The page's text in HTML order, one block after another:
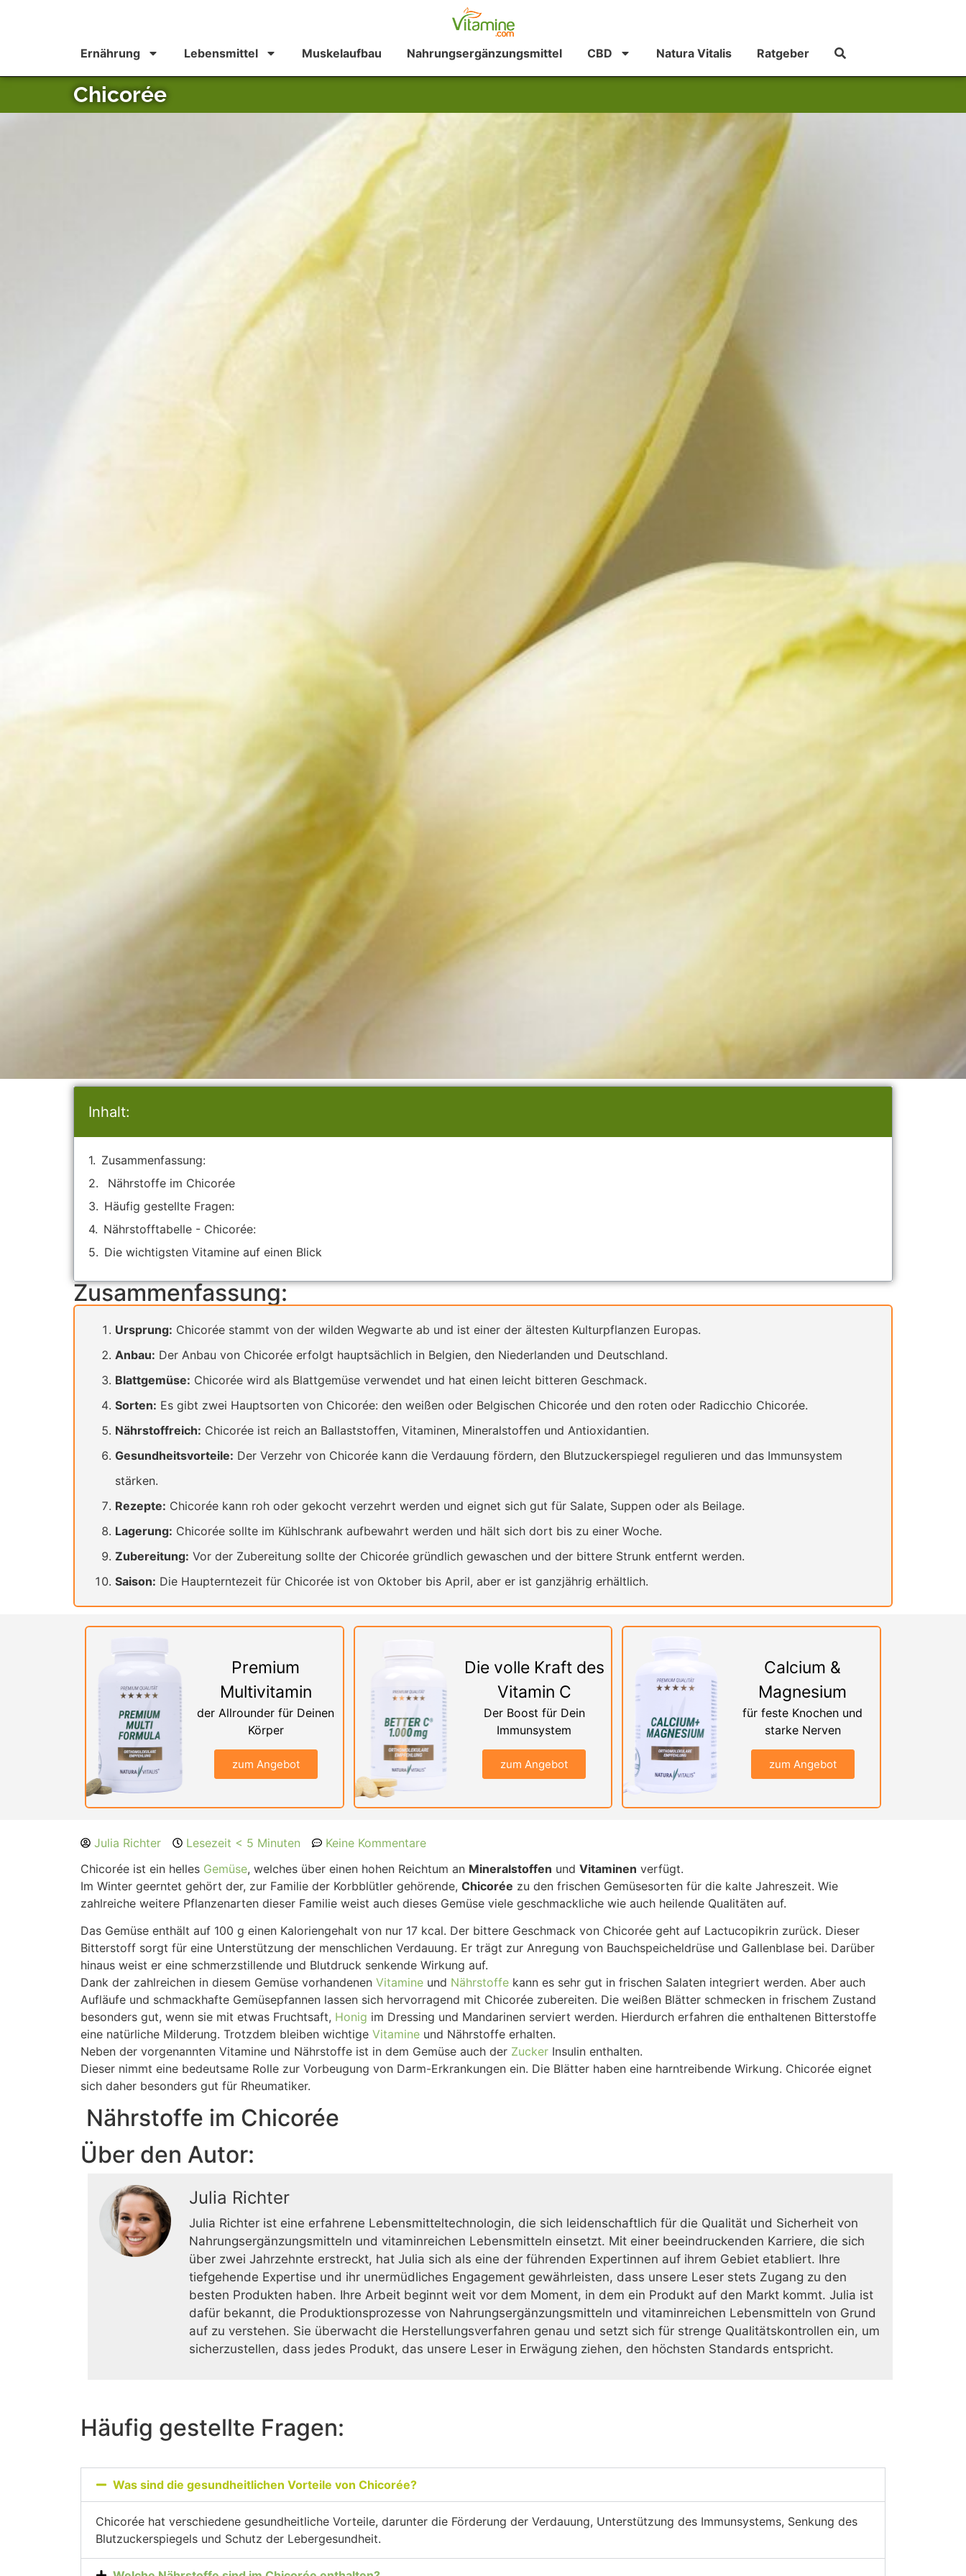
Ernährung Lebensmittel Muskelaufbau Nahrungsergänzungsmittel CBD Natura Vitalis Ratgeber
Chicorée
Inhalt:
Zusammenfassung:
Nährstoffe im Chicorée
Häufig gestellte Fragen:
Nährstofftabelle - Chicorée:
Die wichtigsten Vitamine auf einen Blick
Zusammenfassung:
Ursprung: Chicorée stammt von der wilden Wegwarte ab und ist einer der ältesten Kulturpflanzen Europas.
Anbau: Der Anbau von Chicorée erfolgt hauptsächlich in Belgien, den Niederlanden und Deutschland.
Blattgemüse: Chicorée wird als Blattgemüse verwendet und hat einen leicht bitteren Geschmack.
Sorten: Es gibt zwei Hauptsorten von Chicorée: den weißen oder Belgischen Chicorée und den roten oder Radicchio Chicorée.
Nährstoffreich: Chicorée ist reich an Ballaststoffen, Vitaminen, Mineralstoffen und Antioxidantien.
Gesundheitsvorteile: Der Verzehr von Chicorée kann die Verdauung fördern, den Blutzuckerspiegel regulieren und das Immunsystem
stärken.
Rezepte: Chicorée kann roh oder gekocht verzehrt werden und eignet sich gut für Salate, Suppen oder als Beilage.
Lagerung: Chicorée sollte im Kühlschrank aufbewahrt werden und hält sich dort bis zu einer Woche.
Zubereitung: Vor der Zubereitung sollte der Chicorée gründlich gewaschen und der bittere Strunk entfernt werden.
Saison: Die Haupterntezeit für Chicorée ist von Oktober bis April, aber er ist ganzjährig erhältlich.
Premium
Multivitamin
der Allrounder für Deinen
Körper
zum Angebot
Die volle Kraft des
Vitamin C
Der Boost für Dein
Immunsystem
zum Angebot
Calcium &
Magnesium
für feste Knochen und
starke Nerven
zum Angebot
Julia Richter Lesezeit < 5 Minuten
Keine Kommentare
Chicorée ist ein helles Gemüse, welches über einen hohen Reichtum an Mineralstoffen und Vitaminen verfügt.
Im Winter geerntet gehört der, zur Familie der Korbblütler gehörende, Chicorée zu den frischen Gemüsesorten für die kalte Jahreszeit. Wie
zahlreiche weitere Pflanzenarten dieser Familie weist auch dieses Gemüse viele geschmackliche wie auch heilende Qualitäten auf.
Das Gemüse enthält auf 100 g einen Kaloriengehalt von nur 17 kcal. Der bittere Geschmack von Chicorée geht auf Lactucopikrin zurück. Dieser
Bitterstoff sorgt für eine Unterstützung der menschlichen Verdauung. Er trägt zur Anregung von Bauchspeicheldrüse und Gallenblase bei. Darüber
hinaus weist er eine schmerzstillende und Blutdruck senkende Wirkung auf.
Dank der zahlreichen in diesem Gemüse vorhandenen Vitamine und Nährstoffe kann es sehr gut in frischen Salaten integriert werden. Aber auch
Aufläufe und schmackhafte Gemüsepfannen lassen sich hervorragend mit Chicorée zubereiten. Die weißen Blätter schmecken in frischem Zustand
besonders gut, wenn sie mit etwas Fruchtsaft, Honig im Dressing und Mandarinen serviert werden. Hierdurch erfahren die enthaltenen Bitterstoffe
eine natürliche Milderung. Trotzdem bleiben wichtige Vitamine und Nährstoffe erhalten.
Neben der vorgenannten Vitamine und Nährstoffe ist in dem Gemüse auch der Zucker Insulin enthalten.
Dieser nimmt eine bedeutsame Rolle zur Vorbeugung von Darm-Erkrankungen ein. Die Blätter haben eine harntreibende Wirkung. Chicorée eignet
sich daher besonders gut für Rheumatiker.
Nährstoffe im Chicorée
Über den Autor:
Julia Richter
Julia Richter ist eine erfahrene Lebensmitteltechnologin, die sich leidenschaftlich für die Qualität und Sicherheit von
Nahrungsergänzungsmitteln und vitaminreichen Lebensmitteln einsetzt. Mit einer beeindruckenden Karriere, die sich
über zwei Jahrzehnte erstreckt, hat Julia sich als eine der führenden Expertinnen auf ihrem Gebiet etabliert. Ihre
tiefgehende Expertise und ihr unermüdliches Engagement gewährleisten, dass unsere Leser stets Zugang zu den
besten Produkten haben. Ihre Arbeit beginnt weit vor dem Moment, in dem ein Produkt auf den Markt kommt. Julia ist
dafür bekannt, die Produktionsprozesse von Nahrungsergänzungsmitteln und vitaminreichen Lebensmitteln von Grund
auf zu verstehen. Sie überwacht die Herstellungsverfahren genau und setzt sich für strenge Qualitätskontrollen ein, um
sicherzustellen, dass jedes Produkt, das unsere Leser in Erwägung ziehen, den höchsten Standards entspricht.
Häufig gestellte Fragen:
Was sind die gesundheitlichen Vorteile von Chicorée?
Chicorée hat verschiedene gesundheitliche Vorteile, darunter die Förderung der Verdauung, Unterstützung des Immunsystems, Senkung des
Blutzuckerspiegels und Schutz der Lebergesundheit.